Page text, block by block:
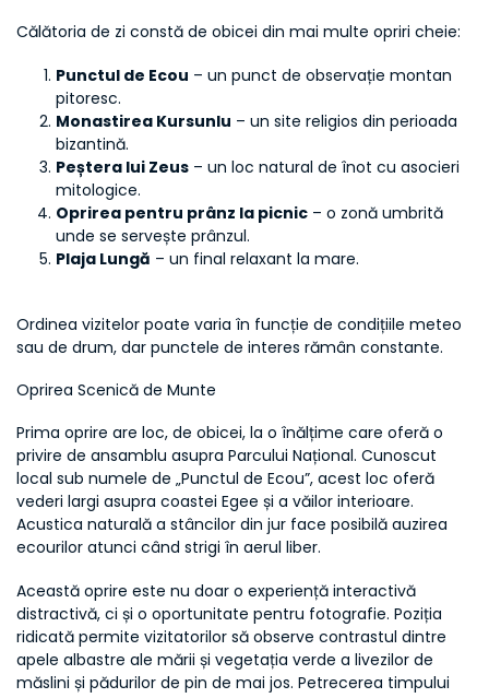
Călătoria de zi constă de obicei din mai multe opriri cheie:
Punctul de Ecou – un punct de observație montan
pitoresc.
Monastirea Kursunlu – un site religios din perioada
bizantină.
Peștera lui Zeus – un loc natural de înot cu asocieri
mitologice.
Oprirea pentru prânz la picnic – o zonă umbrită
unde se servește prânzul.
Plaja Lungă – un final relaxant la mare.
Ordinea vizitelor poate varia în funcție de condițiile meteo
sau de drum, dar punctele de interes rămân constante.
Oprirea Scenică de Munte
Prima oprire are loc, de obicei, la o înălțime care oferă o
privire de ansamblu asupra Parcului Național. Cunoscut
local sub numele de „Punctul de Ecou”, acest loc oferă
vederi largi asupra coastei Egee și a văilor interioare.
Acustica naturală a stâncilor din jur face posibilă auzirea
ecourilor atunci când strigi în aerul liber.
Această oprire este nu doar o experiență interactivă
distractivă, ci și o oportunitate pentru fotografie. Poziția
ridicată permite vizitatorilor să observe contrastul dintre
apele albastre ale mării și vegetația verde a livezilor de
măslini și pădurilor de pin de mai jos. Petrecerea timpului